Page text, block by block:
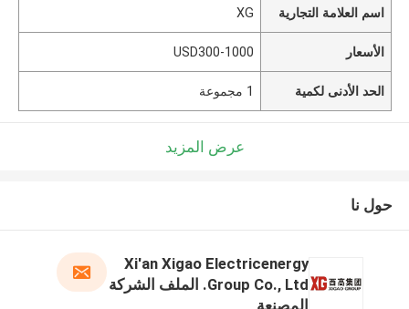
اسم العلامة التجارية XG
الأسعار USD300-1000
الحد الأدنى لكمية 1 مجموعة
عرض المزيد
حول نا
Xi'an Xigao Electricenergy
Group Co., Ltd. الملف الشركة